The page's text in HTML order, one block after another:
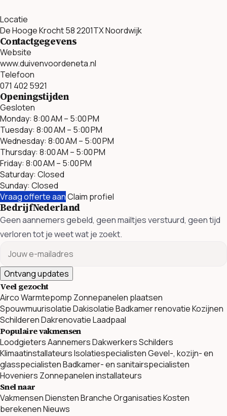
Locatie
De Hooge Krocht 58 2201TX Noordwijk
Contactgegevens
Website
www.duivenvoordeneta.nl
Telefoon
071 402 5921
Openingstijden
Gesloten
Monday: 8:00 AM – 5:00 PM
Tuesday: 8:00 AM – 5:00 PM
Wednesday: 8:00 AM – 5:00 PM
Thursday: 8:00 AM – 5:00 PM
Friday: 8:00 AM – 5:00 PM
Saturday: Closed
Sunday: Closed
Vraag offerte aanClaim profiel
BedrijfNederland
Geen aannemers gebeld, geen mailtjes verstuurd, geen tijd
verloren tot je weet wat je zoekt.
Ontvang updates
Veel gezocht
AircoWarmtepomp Zonnepanelen plaatsen
SpouwmuurisolatieDakisolatieBadkamer renovatieKozijnen
SchilderenDakrenovatieLaadpaal
Populaire vakmensen
LoodgietersAannemersDakwerkersSchilders
KlimaatinstallateursIsolatiespecialistenGevel-, kozijn- en
glasspecialistenBadkamer- en sanitairspecialisten
Hoveniers Zonnepanelen installateurs
Snel naar
VakmensenDienstenBranche OrganisatiesKosten
berekenenNieuws